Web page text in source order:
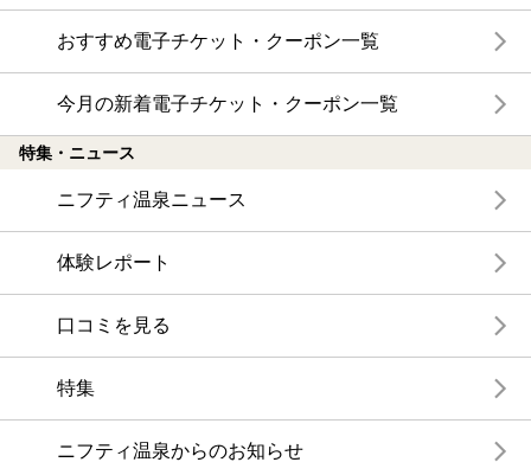
おすすめ電子チケット・クーポン一覧
今月の新着電子チケット・クーポン一覧
特集・ニュース
ニフティ温泉ニュース
体験レポート
口コミを見る
特集
ニフティ温泉からのお知らせ